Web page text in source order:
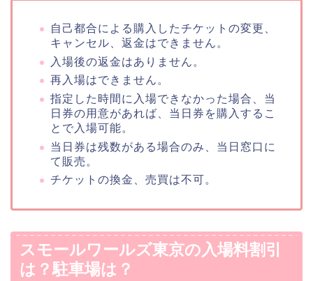
自己都合による購入したチケットの変更、
キャンセル、返金はできません。
入場後の返金はありません。
再入場はできません。
指定した時間に入場できなかった場合、当
日券の用意があれば、当日券を購入するこ
とで入場可能。
当日券は残数がある場合のみ、当日窓口に
て販売。
チケットの換金、売買は不可。
スモールワールズ東京の入場料割引
は？駐車場は？